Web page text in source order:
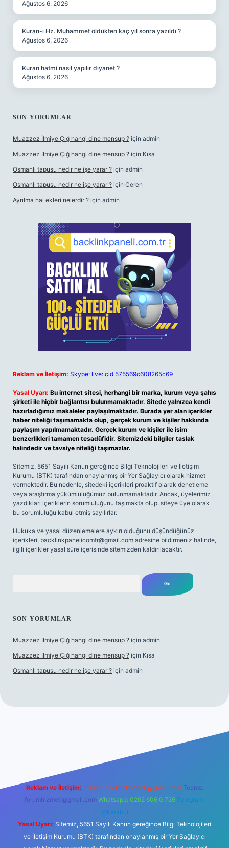
Ağustos 6, 2026
Kuran-ı Hz. Muhammet öldükten kaç yıl sonra yazıldı ?
Ağustos 6, 2026
Kuran hatmi nasıl yapılır diyanet ?
Ağustos 6, 2026
SON YORUMLAR
Muazzez İlmiye Çığ hangi dine mensup ? için admin
Muazzez İlmiye Çığ hangi dine mensup ? için Kısa
Osmanlı tapusu nedir ne işe yarar ? için admin
Osmanlı tapusu nedir ne işe yarar ? için Ceren
Ayrılma hal ekleri nelerdir ? için admin
Reklam ve İletişim: Skype: live:.cid.575569c608265c69
Yasal Uyarı: Bu internet sitesi, herhangi bir marka, kurum veya şahıs
şirketi ile hiçbir bağlantısı bulunmamaktadır. Sitede yalnızca kendi
hazırladığımız makaleler paylaşılmaktadır. Burada yer alan içerikler
haber niteliği taşımamakta olup, gerçek kurum ve kişiler hakkında
paylaşım yapılmamaktadır. Gerçek kurum ve kişiler ile isim
benzerlikleri tamamen tesadüfidir. Sitemizdeki bilgiler taslak
halindedir ve tavsiye niteliği taşımazlar.
Sitemiz, 5651 Sayılı Kanun gereğince Bilgi Teknolojileri ve İletişim
Kurumu (BTK) tarafından onaylanmış bir Yer Sağlayıcı olarak hizmet
vermektedir. Bu nedenle, sitedeki içerikleri proaktif olarak denetleme
veya araştırma yükümlülüğümüz bulunmamaktadır. Ancak, üyelerimiz
yazdıkları içeriklerin sorumluluğunu taşımakta olup, siteye üye olarak
bu sorumluluğu kabul etmiş sayılırlar.
Hukuka ve yasal düzenlemelere aykırı olduğunu düşündüğünüz
içerikleri, backlinkpanelicomtr@gmail.com adresine bildirmeniz halinde,
ilgili içerikler yasal süre içerisinde sitemizden kaldırılacaktır.
SON YORUMLAR
Muazzez İlmiye Çığ hangi dine mensup ? için admin
Muazzez İlmiye Çığ hangi dine mensup ? için Kısa
Osmanlı tapusu nedir ne işe yarar ? için admin
Reklam ve İletişim: E-mail: backlinkpaneli@gmail.com Teams:
forumhizmeti@gmail.com Whatsapp: 0262 606 0 726 Telegram:
@karabul
Yasal Uyarı: Sitemiz, 5651 Sayılı Kanun gereğince Bilgi Teknolojileri
ve İletişim Kurumu (BTK) tarafından onaylanmış bir Yer Sağlayıcı